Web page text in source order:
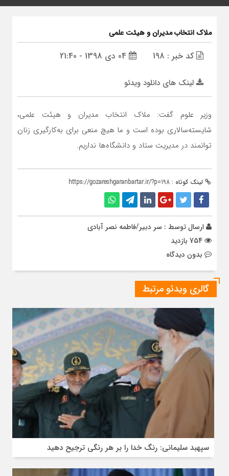
ملاک انتخاب مدیران و هیئت علمی
کد خبر : 198
لینک های دانلود ویدئو
وزیر علوم گفت: ملاک انتخاب مدیران و هیئت علمی،
شایسته‌سالاری بوده است و ما هیچ منعی برای به‌کارگیری زنان
توانمند در مدیریت ستاد و دانشگاه‌ها نداریم.
لینک کوتاه : https://gozareshgaranbartar.ir/?p=198
ارسال توسط : سر دبیر/فاطمه نصر آبادی
بدون دیدگاه
گالری ویدئو مرتبط
سپهبد سلیمانی: رنگ خدا را بر هر رنگی ترجیح دهید